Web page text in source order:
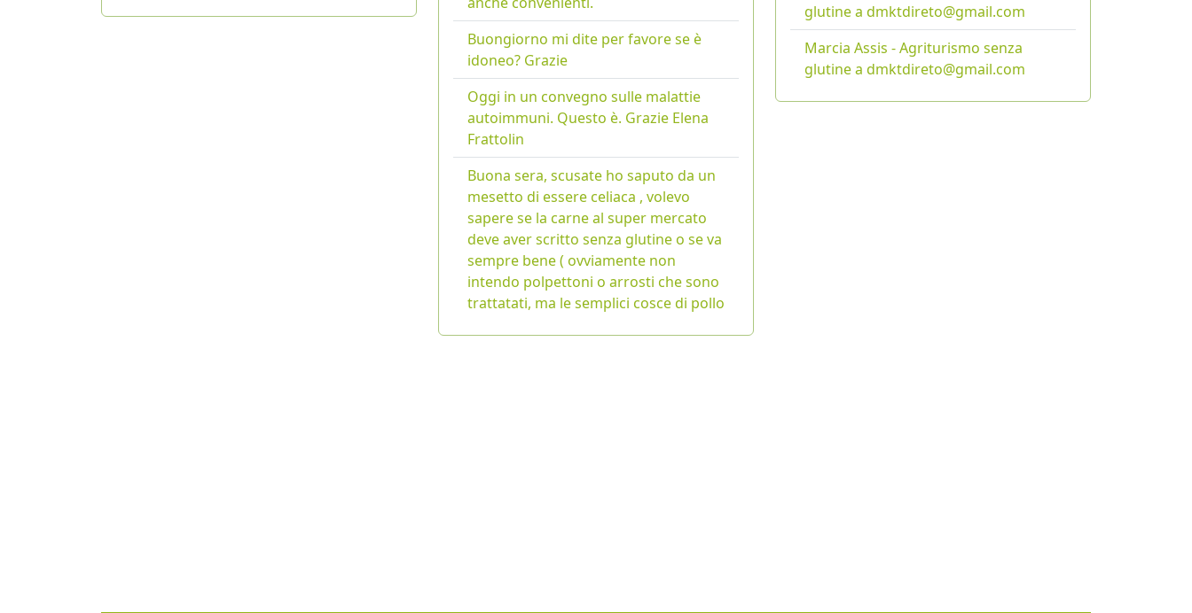
Buongiorno mi dite per favore se è
idoneo? Grazie
Oggi in un convegno sulle malattie
autoimmuni. Questo è. Grazie Elena
Frattolin
Buona sera, scusate ho saputo da un
mesetto di essere celiaca , volevo
sapere se la carne al super mercato
deve aver scritto senza glutine o se va
sempre bene ( ovviamente non
intendo polpettoni o arrosti che sono
trattatati, ma le semplici cosce di pollo
glutine a dmktdireto@gmail.com
Marcia Assis - Agriturismo senza
glutine a dmktdireto@gmail.com